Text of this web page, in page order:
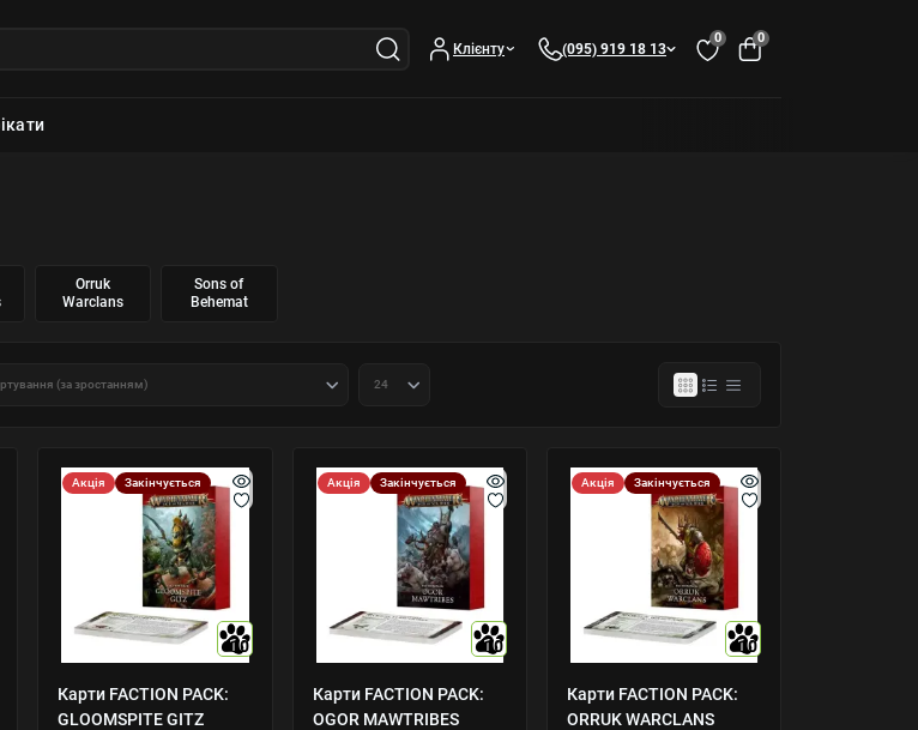
Клієнту (095) 919 18 13
0 0
Orruk
Warclans
Sons of
Behemat
Акція Закінчується
10
Карти FACTION PACK:
GLOOMSPITE GITZ
Акція Закінчується
10
Карти FACTION PACK:
OGOR MAWTRIBES
Акція Закінчується
10
Карти FACTION PACK:
ORRUK WARCLANS